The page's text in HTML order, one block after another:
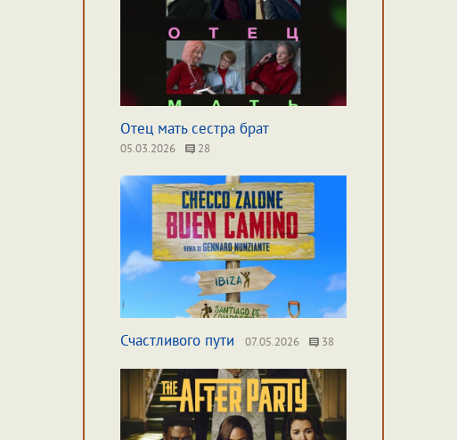
Отец мать сестра брат
05.03.2026 28
Счастливого пути 07.05.2026 38